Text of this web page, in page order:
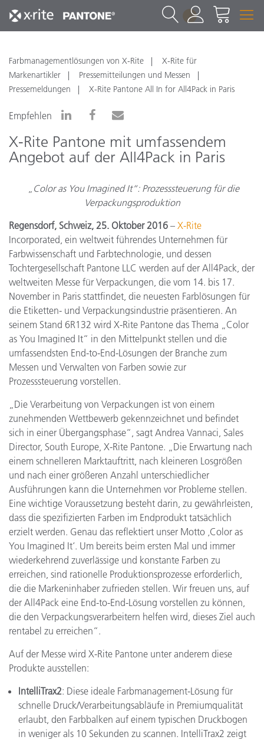
1
Farbmanagementlösungen von X-Rite
X-Rite für
Markenartikler
Pressemitteilungen und Messen
Pressemeldungen
X-Rite Pantone All In for All4Pack in Paris
Empfehlen
X-Rite Pantone mit umfassendem
Angebot auf der All4Pack in Paris
Color as You Imagined It“: Prozesssteuerung für die
Verpackungsproduktion
Regensdorf, Schweiz, 25. Oktober 2016 – X-Rite
Incorporated, ein weltweit führendes Unternehmen für
Farbwissenschaft und Farbtechnologie, und dessen
Tochtergesellschaft Pantone LLC werden auf der All4Pack, der
weltweiten Messe für Verpackungen, die vom 14. bis 17.
November in Paris stattfindet, die neuesten Farblösungen für
die Etiketten- und Verpackungsindustrie präsentieren. An
seinem Stand 6R132 wird X-Rite Pantone das Thema „Color
as You Imagined It“ in den Mittelpunkt stellen und die
umfassendsten End-to-End-Lösungen der Branche zum
Messen und Verwalten von Farben sowie zur
Prozesssteuerung vorstellen.
„Die Verarbeitung von Verpackungen ist von einem
zunehmenden Wettbewerb gekennzeichnet und befindet
sich in einer Übergangsphase“, sagt Andrea Vannaci, Sales
Director, South Europe, X-Rite Pantone. „Die Erwartung nach
einem schnelleren Marktauftritt, nach kleineren Losgrößen
und nach einer größeren Anzahl unterschiedlicher
Ausführungen kann die Unternehmen vor Probleme stellen.
Eine wichtige Voraussetzung besteht darin, zu gewährleisten,
dass die spezifizierten Farben im Endprodukt tatsächlich
erzielt werden. Genau das reflektiert unser Motto ‚Color as
You Imagined It‘. Um bereits beim ersten Mal und immer
wiederkehrend zuverlässige und konstante Farben zu
erreichen, sind rationelle Produktionsprozesse erforderlich,
die die Markeninhaber zufrieden stellen. Wir freuen uns, auf
der All4Pack eine End-to-End-Lösung vorstellen zu können,
die den Verpackungsverarbeitern helfen wird, dieses Ziel auch
rentabel zu erreichen“.
Auf der Messe wird X-Rite Pantone unter anderem diese
Produkte ausstellen:
IntelliTrax2: Diese ideale Farbmanagement-Lösung für
schnelle Druck/Verarbeitungsabläufe in Premiumqualität
erlaubt, den Farbbalken auf einem typischen Druckbogen
in weniger als 10 Sekunden zu scannen. IntelliTrax2 zeigt